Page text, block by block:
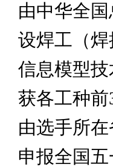
由中华全
设焊工（
信息模型
获各工种
由选手所
申报全国五